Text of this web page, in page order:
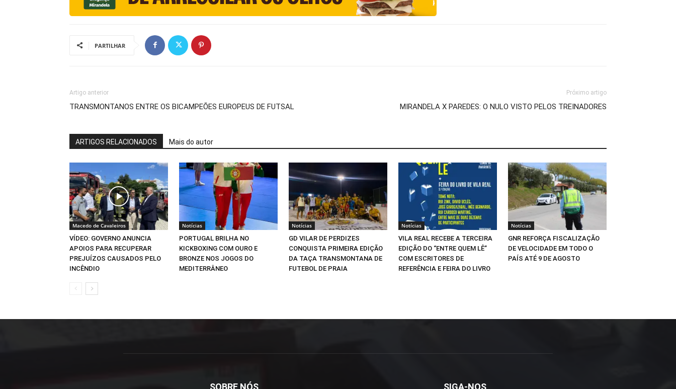
PARTILHAR
Artigo anterior
TRANSMONTANOS ENTRE OS BICAMPEÕES EUROPEUS DE FUTSAL
Próximo artigo
MIRANDELA X PAREDES: O NULO VISTO PELOS TREINADORES
ARTIGOS RELACIONADOS Mais do autor
Macedo de Cavaleiros
VÍDEO: GOVERNO ANUNCIA
APOIOS PARA RECUPERAR
PREJUÍZOS CAUSADOS PELO
INCÊNDIO
Notícias
PORTUGAL BRILHA NO
KICKBOXING COM OURO E
BRONZE NOS JOGOS DO
MEDITERRÂNEO
Notícias
GD VILAR DE PERDIZES
CONQUISTA PRIMEIRA EDIÇÃO
DA TAÇA TRANSMONTANA DE
FUTEBOL DE PRAIA
Notícias
VILA REAL RECEBE A TERCEIRA
EDIÇÃO DO “ENTRE QUEM LÊ”
COM ESCRITORES DE
REFERÊNCIA E FEIRA DO LIVRO
Notícias
GNR REFORÇA FISCALIZAÇÃO
DE VELOCIDADE EM TODO O
PAÍS ATÉ 9 DE AGOSTO